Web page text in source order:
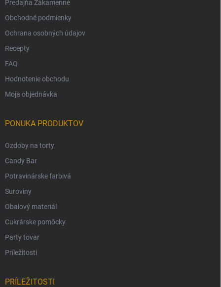
Predajňa Zákamenné
Obchodné podmienky
Ochrana osobných údajov
Recepty
FAQ
Hodnotenie obchodu
Moja objednávka
PONUKA PRODUKTOV
Ozdoby na torty
Candy Bar
Potravinárske farbivá
Suroviny
Obalový materiál
Cukrárske pomôcky
Party tovar
Príležitosti
PRÍLEŽITOSTI